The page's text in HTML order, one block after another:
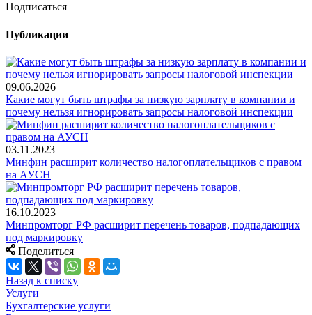
Подписаться
Публикации
09.06.2026
Какие могут быть штрафы за низкую зарплату в компании и
почему нельзя игнорировать запросы налоговой инспекции
03.11.2023
Минфин расширит количество налогоплательщиков с правом
на АУСН
16.10.2023
Минпромторг РФ расширит перечень товаров, подпадающих
под маркировку
Поделиться
Назад к списку
Услуги
Бухгалтерские услуги